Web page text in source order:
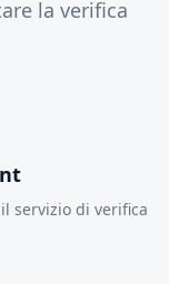
la verifica
servizio di verifica